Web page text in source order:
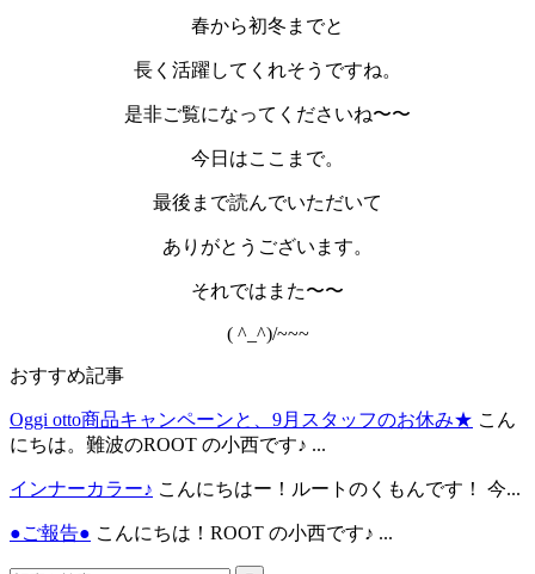
春から初冬までと
長く活躍してくれそうですね。
是非ご覧になってくださいね〜〜
今日はここまで。
最後まで読んでいただいて
ありがとうございます。
それではまた〜〜
( ^_^)/~~~
おすすめ記事
Oggi otto商品キャンペーンと、9月スタッフのお休み★ こん
にちは。難波のROOT の小西です♪ ...
インナーカラー♪ こんにちはー！ルートのくもんです！ 今...
●ご報告● こんにちは！ROOT の小西です♪ ...